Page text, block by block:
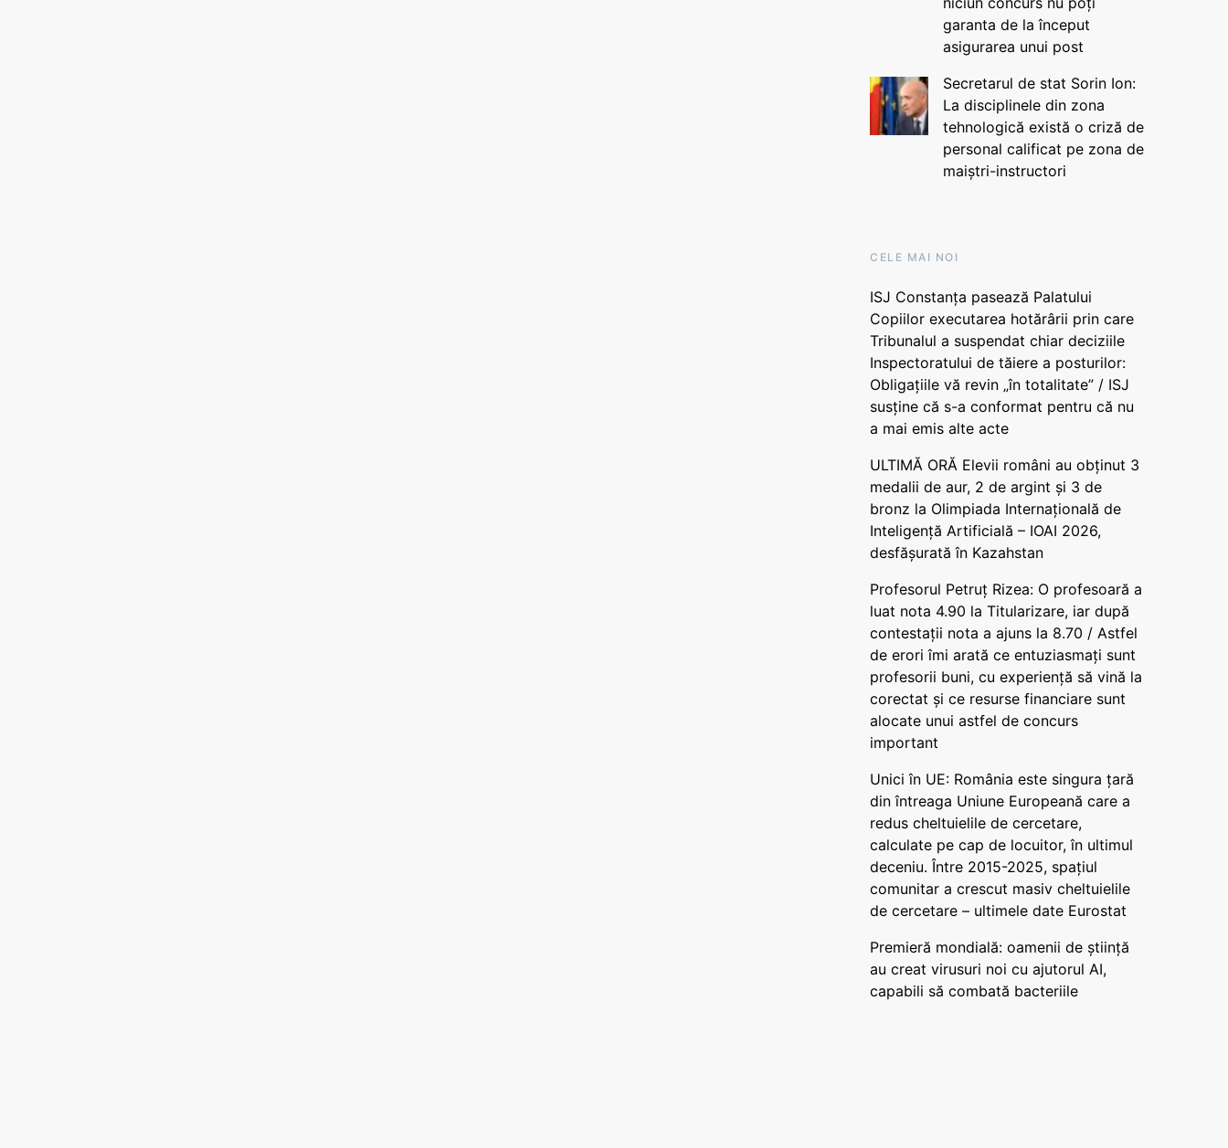
garanta de la început
asigurarea unui post
Secretarul de stat Sorin Ion:
La disciplinele din zona
tehnologică există o criză de
personal calificat pe zona de
maiștri-instructori
CELE MAI NOI
ISJ Constanța pasează Palatului
Copiilor executarea hotărârii prin care
Tribunalul a suspendat chiar deciziile
Inspectoratului de tăiere a posturilor:
Obligațiile vă revin „în totalitate” / ISJ
susține că s-a conformat pentru că nu
a mai emis alte acte
ULTIMĂ ORĂ Elevii români au obținut 3
medalii de aur, 2 de argint și 3 de
bronz la Olimpiada Internațională de
Inteligență Artificială – IOAI 2026,
desfășurată în Kazahstan
Profesorul Petruț Rizea: O profesoară a
luat nota 4.90 la Titularizare, iar după
contestații nota a ajuns la 8.70 / Astfel
de erori îmi arată ce entuziasmați sunt
profesorii buni, cu experiență să vină la
corectat și ce resurse financiare sunt
alocate unui astfel de concurs
important
Unici în UE: România este singura țară
din întreaga Uniune Europeană care a
redus cheltuielile de cercetare,
calculate pe cap de locuitor, în ultimul
deceniu. Între 2015-2025, spațiul
comunitar a crescut masiv cheltuielile
de cercetare – ultimele date Eurostat
Premieră mondială: oamenii de știință
au creat virusuri noi cu ajutorul AI,
capabili să combată bacteriile